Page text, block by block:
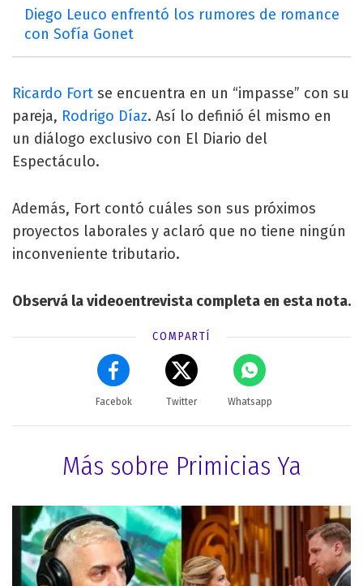
Diego Leuco enfrentó los rumores de romance
con Sofía Gonet
Ricardo Fort se encuentra en un “impasse” con su
pareja, Rodrigo Díaz. Así lo definió él mismo en
un diálogo exclusivo con El Diario del
Espectáculo.
Además, Fort contó cuáles son sus próximos
proyectos laborales y aclaró que no tiene ningún
inconveniente tributario.
Observá la videoentrevista completa en esta nota.
COMPARTÍ
Facebok Twitter Whatsapp
Más sobre Primicias Ya